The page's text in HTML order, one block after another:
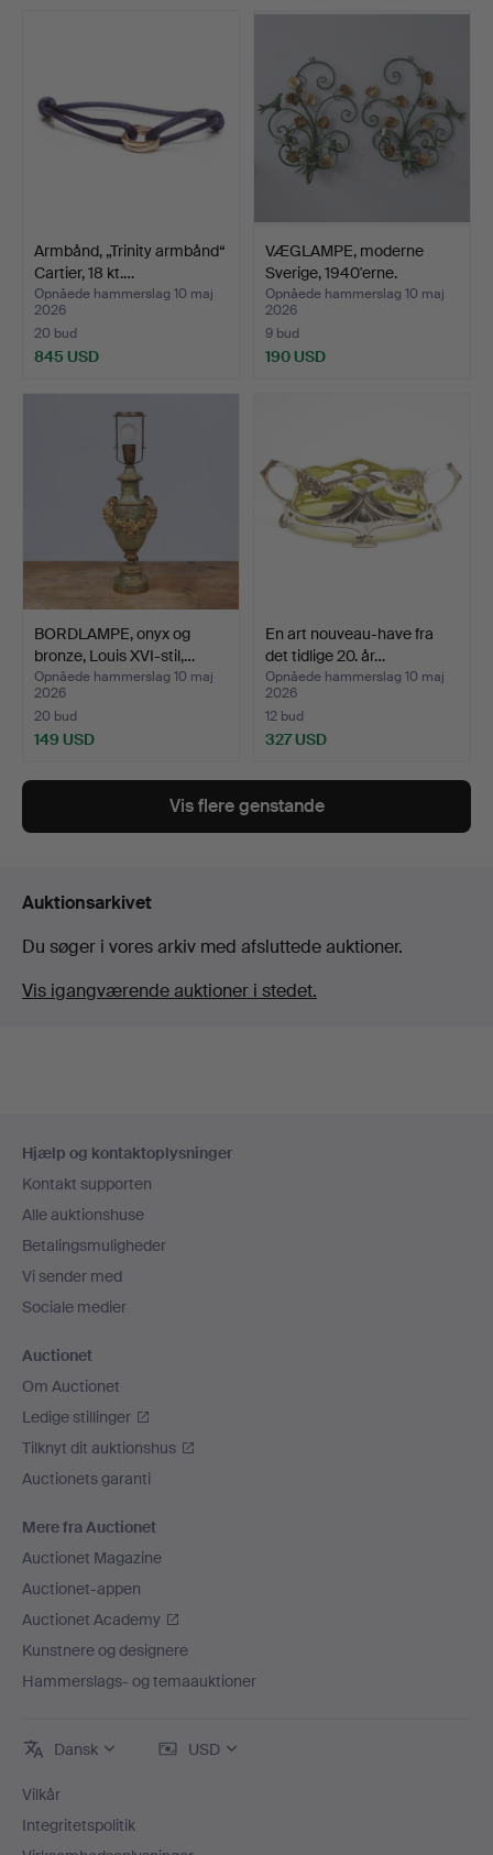
Armbånd, „Trinity armbånd“
Cartier, 18 kt.…
Opnåede hammerslag 10 maj
2026
20 bud
845 USD
VÆGLAMPE, moderne
Sverige, 1940'erne.
Opnåede hammerslag 10 maj
2026
9 bud
190 USD
BORDLAMPE, onyx og
bronze, Louis XVI-stil,…
Opnåede hammerslag 10 maj
2026
20 bud
149 USD
En art nouveau-have fra
det tidlige 20. år…
Opnåede hammerslag 10 maj
2026
12 bud
327 USD
Vis flere genstande
Auktionsarkivet
Du søger i vores arkiv med afsluttede auktioner.
Vis igangværende auktioner i stedet.
Hjælp og kontaktoplysninger
Kontakt supporten
Alle auktionshuse
Betalingsmuligheder
Vi sender med
Sociale medier
Auctionet
Om Auctionet
Ledige stillinger
Tilknyt dit auktionshus
Auctionets garanti
Mere fra Auctionet
Auctionet Magazine
Auctionet-appen
Auctionet Academy
Kunstnere og designere
Hammerslags- og temaauktioner
Dansk USD
Vilkår
Integritetspolitik